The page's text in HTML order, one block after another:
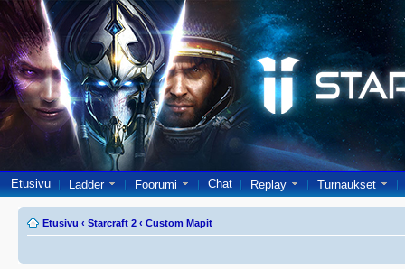
Etusivu Ladder Foorumi Chat Replay Turnaukset
Etusivu ‹ Starcraft 2 ‹ Custom Mapit